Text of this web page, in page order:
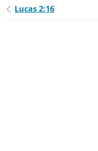
Lucas 2:16